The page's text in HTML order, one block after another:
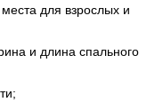
для взрослых и
и длина спального